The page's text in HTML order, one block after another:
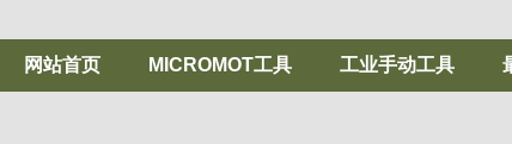
网站首页 MICROMOT工具 工业手动工具